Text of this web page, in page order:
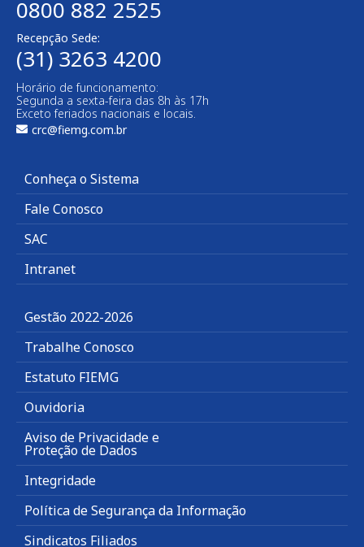
0800 882 2525​
Recepção Sede:
(31) 3263 4200
Horário de funcionamento:
Segunda a sexta-feira das 8h às 17h
Exceto feriados nacionais e locais.
crc@fiemg.com.br
Conheça o Sistema
Fale Conosco
SAC
Intranet
Gestão 2022-2026
Trabalhe Conosco
Estatuto FIEMG
Ouvidoria
Aviso de Privacidade e
Proteção de Dados
Integridade
Política de Segurança da Informação
Sindicatos Filiados